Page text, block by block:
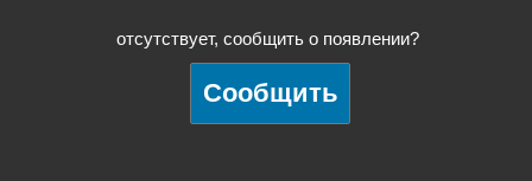
отсутствует, сообщить о появлении?